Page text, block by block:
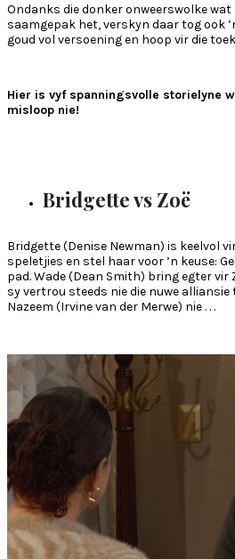
Ondanks die donker onweerswolke
saamgepak het, verskyn daar tog ook
goud vol versoening en hoop vir die
Hier is vyf spanningsvolle storielyne
misloop nie!
Bridgette vs Zoë
Bridgette (Denise Newman) is keelvol
speletjies en stel haar voor ’n keuse:
pad. Wade (Dean Smith) bring egter
sy vertrou steeds nie die nuwe
Nazeem (Irvine van der Merwe) nie . . .